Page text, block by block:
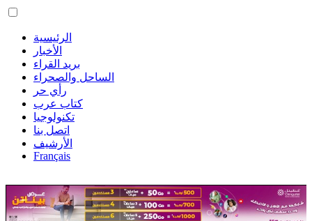
الرئيسية
الأخبار
بريد القراء
الساحل والصحراء
رأي حر
كتاب عرب
تكنولوجيا
اتصل بنا
الأرشيف
Français